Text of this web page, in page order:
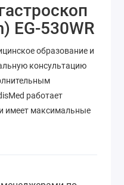
EG-530WR
образование и
консультацию
работает
имеет максимальные